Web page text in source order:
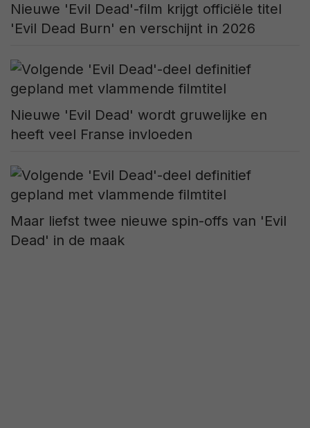
Nieuwe 'Evil Dead'-film krijgt officiële titel
'Evil Dead Burn' en verschijnt in 2026
Nieuwe 'Evil Dead' wordt gruwelijke en
heeft veel Franse invloeden
Maar liefst twee nieuwe spin-offs van 'Evil
Dead' in de maak